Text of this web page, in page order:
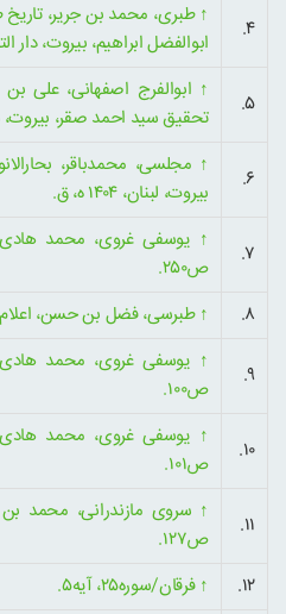
۴.
↑
ابوالفضل ابراهیم، بیروت، دار التراث،
۵.
↑
تحقیق سید احمد صقر، بیروت،
۶.
↑
بیروت، لبنان، ۱۴۰۴ ه، ق.
۷.
↑
ص۲۵۰.
۸.
↑طبرسی، فضل بن حسن، اعلام
۹.
↑
ص۱۰۰.
۱۰.
↑
ص۱۰۱.
۱۱.
↑
ص۱۲۷.
۱۲.
↑فرقان/سوره۲۵، آیه۵.